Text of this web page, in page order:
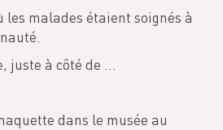
malades étaient soignés à
juste à côté de ...
dans le musée au